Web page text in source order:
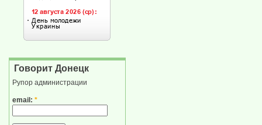
Говорит Донецк
Рупор администрации
email: *